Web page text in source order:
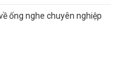
ống nghe chuyên nghiệp